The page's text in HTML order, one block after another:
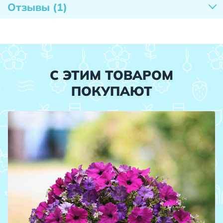
Отзывы (1)
С ЭТИМ ТОВАРОМ
ПОКУПАЮТ